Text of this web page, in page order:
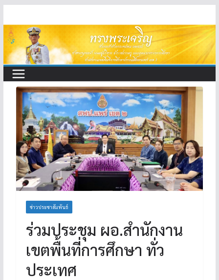
to
content
ข่าวประชาสัมพันธ์
ร่วมประชุม ผอ.สำนักงาน
เขตพื้นที่การศึกษา ทั่ว
ประเทศ